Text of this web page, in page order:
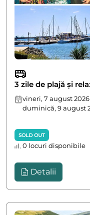
3 zile de plajă și
vineri, 7 august 2026
duminică, 9 august
SOLD OUT
0 locuri disponibile
Detalii